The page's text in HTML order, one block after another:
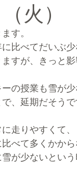
ケティングブランデ
（火
す。
比べてだいぶ
すが、きっと
の授業も雪が
、延期だそう
走りやすくて、
べて多くかか
が少ないとい